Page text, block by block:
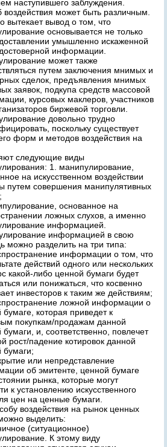
наступившего заблуждения.
воздействия может быть различным.
вытекает вывод о том, что
основывается не только
умышленно искаженной
информации.
может также
путем заключения мнимых и
сделок, предъявления мнимых
заявок, подкупа средств массовой
курсовых маклеров, участников
биржевой торговли.
довольно трудно
поскольку существует
форм и методов воздействия на
следующие виды
1. манипулирование,
на искусственном воздействии
путем совершения манипулятивных
основанное на
ложных слухов, а именно
информацией.
информацией в свою
можно разделить на три типа:
информации о том, что
действий одного или нескольких
какой-либо ценной бумаги будет
или понижаться, что косвенно
инвесторов к таким же действиям;
ложной информации о
бумаге, которая приведет к
покупкам/продажам данной
бумаги, и, соответственно, повлечет
рост/падение котировок данной
бумаги;
или непредставление
об эмитенте, ценной бумаге
рынка, которые могут
к установлению искусственного
цен на ценные бумаги.
воздействия на рынок ценных
выделить:
(ситуационное)
К этому виду